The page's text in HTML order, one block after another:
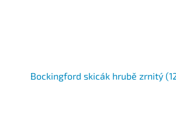
Bockingford skicák hrubě zrnitý